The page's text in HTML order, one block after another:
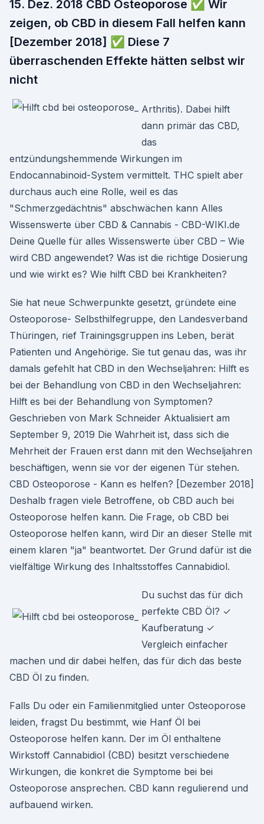
15. Dez. 2018 CBD Osteoporose ✅ Wir
zeigen, ob CBD in diesem Fall helfen kann
[Dezember 2018] ✅ Diese 7
überraschenden Effekte hätten selbst wir
nicht
Arthritis). Dabei hilft
dann primär das CBD,
das
entzündungshemmende Wirkungen im
Endocannabinoid-System vermittelt. THC spielt aber
durchaus auch eine Rolle, weil es das
"Schmerzgedächtnis" abschwächen kann Alles
Wissenswerte über CBD & Cannabis - CBD-WIKI.de
Deine Quelle für alles Wissenswerte über CBD – Wie
wird CBD angewendet? Was ist die richtige Dosierung
und wie wirkt es? Wie hilft CBD bei Krankheiten?
Sie hat neue Schwerpunkte gesetzt, gründete eine
Osteoporose- Selbsthilfegruppe, den Landesverband
Thüringen, rief Trainingsgruppen ins Leben, berät
Patienten und Angehörige. Sie tut genau das, was ihr
damals gefehlt hat CBD in den Wechseljahren: Hilft es
bei der Behandlung von CBD in den Wechseljahren:
Hilft es bei der Behandlung von Symptomen?
Geschrieben von Mark Schneider Aktualisiert am
September 9, 2019 Die Wahrheit ist, dass sich die
Mehrheit der Frauen erst dann mit den Wechseljahren
beschäftigen, wenn sie vor der eigenen Tür stehen.
CBD Osteoporose - Kann es helfen? [Dezember 2018]
Deshalb fragen viele Betroffene, ob CBD auch bei
Osteoporose helfen kann. Die Frage, ob CBD bei
Osteoporose helfen kann, wird Dir an dieser Stelle mit
einem klaren "ja" beantwortet. Der Grund dafür ist die
vielfältige Wirkung des Inhaltsstoffes Cannabidiol.
Du suchst das für dich
perfekte CBD Öl? ✓
Kaufberatung ✓
Vergleich einfacher
machen und dir dabei helfen, das für dich das beste
CBD Öl zu finden.
Falls Du oder ein Familienmitglied unter Osteoporose
leiden, fragst Du bestimmt, wie Hanf Öl bei
Osteoporose helfen kann. Der im Öl enthaltene
Wirkstoff Cannabidiol (CBD) besitzt verschiedene
Wirkungen, die konkret die Symptome bei bei
Osteoporose ansprechen. CBD kann regulierend und
aufbauend wirken.